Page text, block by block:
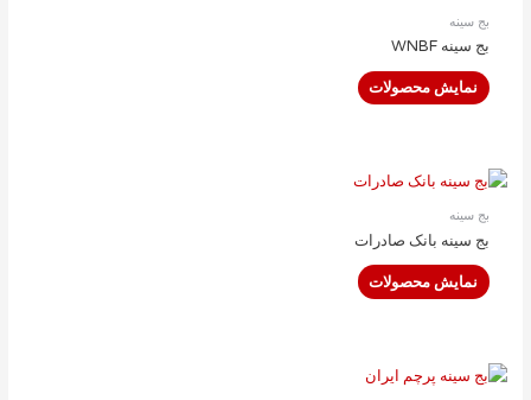
بج سینه
بج سینه WNBF
نمایش محصولات
بج سینه
بج سینه بانک صادرات
نمایش محصولات